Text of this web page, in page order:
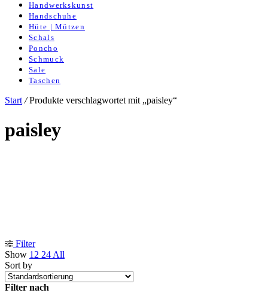
Handwerkskunst
Handschuhe
Hüte | Mützen
Schals
Poncho
Schmuck
Sale
Taschen
Start /Produkte verschlagwortet mit „paisley“
paisley
Filter
Show 12 24 All
Sort by
Filter nach